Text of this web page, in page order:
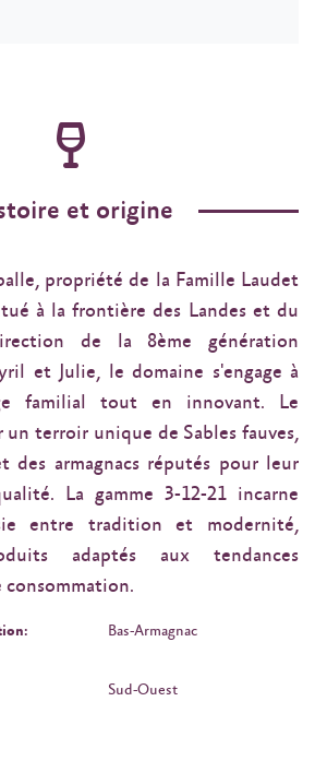
et origine
propriété de la Famille Laudet
à la frontière des Landes et du
de la 8ème génération
et Julie, le domaine s'engage à
familial tout en innovant. Le
terroir unique de Sables fauves,
des armagnacs réputés pour leur
La gamme 3-12-21 incarne
entre tradition et modernité,
adaptés aux tendances
consommation.
Bas-Armagnac
Sud-Ouest